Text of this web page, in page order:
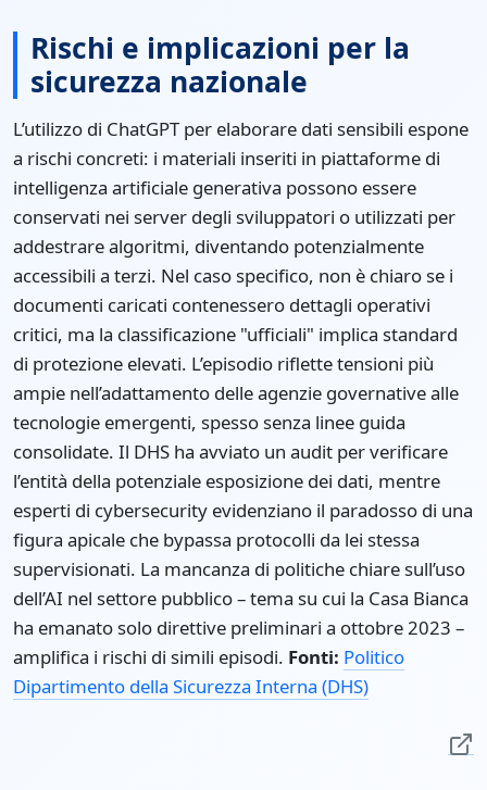
Rischi e implicazioni per la
sicurezza nazionale
L’utilizzo di ChatGPT per elaborare dati sensibili espone
a rischi concreti: i materiali inseriti in piattaforme di
intelligenza artificiale generativa possono essere
conservati nei server degli sviluppatori o utilizzati per
addestrare algoritmi, diventando potenzialmente
accessibili a terzi. Nel caso specifico, non è chiaro se i
documenti caricati contenessero dettagli operativi
critici, ma la classificazione "ufficiali" implica standard
di protezione elevati. L’episodio riflette tensioni più
ampie nell’adattamento delle agenzie governative alle
tecnologie emergenti, spesso senza linee guida
consolidate. Il DHS ha avviato un audit per verificare
l’entità della potenziale esposizione dei dati, mentre
esperti di cybersecurity evidenziano il paradosso di una
figura apicale che bypassa protocolli da lei stessa
supervisionati. La mancanza di politiche chiare sull’uso
dell’AI nel settore pubblico – tema su cui la Casa Bianca
ha emanato solo direttive preliminari a ottobre 2023 –
amplifica i rischi di simili episodi. Fonti: Politico
Dipartimento della Sicurezza Interna (DHS)